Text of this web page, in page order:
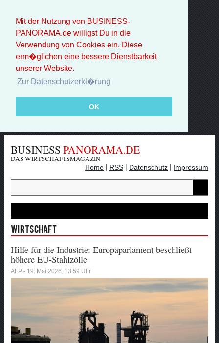
Mit der Nutzung von BUSINESS-
PANORAMA.de willigst Du in die
Verwendung von Cookies ein. Diese
erm�glichen eine bessere Dienstbarkeit
unserer Website.
Zur Datenschutzerkl�rung
OK
BUSINESS PANORAMA.DE
DAS WIRTSCHAFTSMAGAZIN
Home | RSS | Datenschutz | Impressum
Wirtschaft
Hilfe für die Industrie: Europaparlament beschließt
höhere EU-Stahlzölle
AFP - 19. Mai 2026, 13:59 Uhr